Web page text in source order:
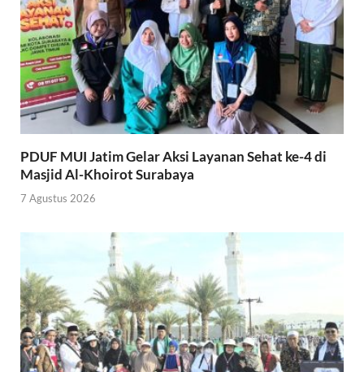
PDUF MUI Jatim Gelar Aksi Layanan Sehat ke-4 di
Masjid Al-Khoirot Surabaya
7 Agustus 2026